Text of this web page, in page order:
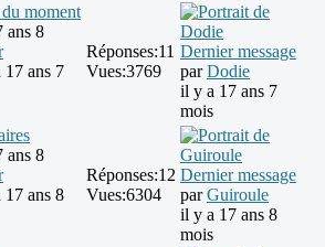
moment
ans 8
17 ans 7
Réponses:11
Vues:3769
Dernier message
parDodie
il y a 17 ans 7
mois
ans 8
17 ans 8
Réponses:12
Vues:6304
Dernier message
parGuiroule
il y a 17 ans 8
mois